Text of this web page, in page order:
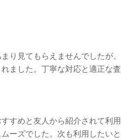
り見てもらえませんでしたが、
ました。丁寧な対応と適正な査
すめと友人から紹介されて利用
ーズでした。次も利用したいと